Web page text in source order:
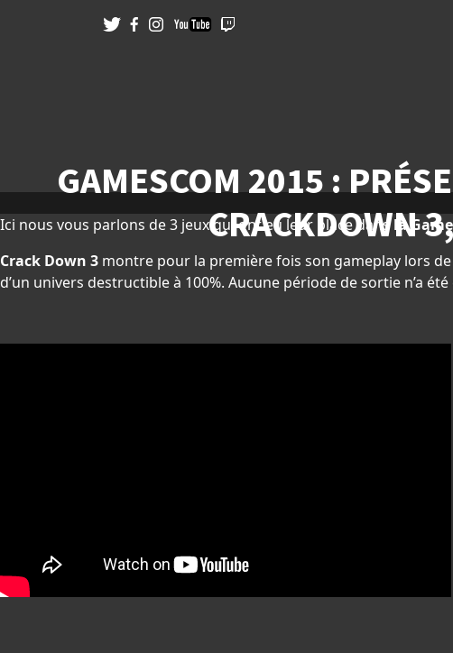
GAMESCOM 2015 :
CRACKDOWN
Ici nous vous parlons de 3 jeux qui ont eu leur place dansla
Crack Down 3 montre pour la première fois son gameplay lors
d’un univers destructible à 100%. Aucune période de sortie n’a